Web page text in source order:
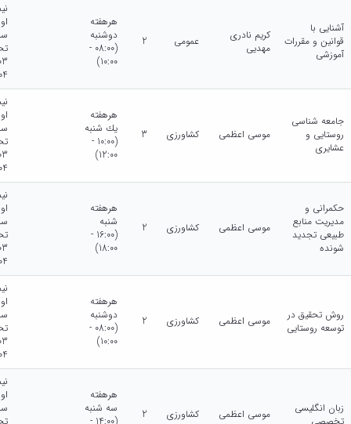
آشنایی با
قوانین و مقررات
آموزشی
کریم نادری
مهدیی
عمومی 2
هرهفته
دوشنبه
(08:00 -
10:00)
جامعه شناسی
روستایی و
عشایری
موسی اعظمی کشاورزی 3
هرهفته
يك شنبه
(10:00 -
12:00)
حکمرانی و
مدیریت منابع
طبیعی تجدید
شونده
موسی اعظمی کشاورزی 2
هرهفته
شنبه
(16:00 -
18:00)
روش تحقیق در
توسعه روستایی
موسی اعظمی کشاورزی 2
هرهفته
دوشنبه
(08:00 -
10:00)
زبان انگلیسی
موسی اعظمی کشاورزی 2
هرهفته
سه شنبه